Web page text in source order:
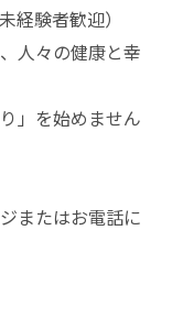
経験者歓迎）
人々の健康と幸
」を始めません
またはお電話に